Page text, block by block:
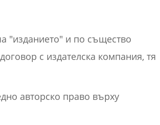
"изданието" и по същество
с издателска компания, тя
авторско право върху